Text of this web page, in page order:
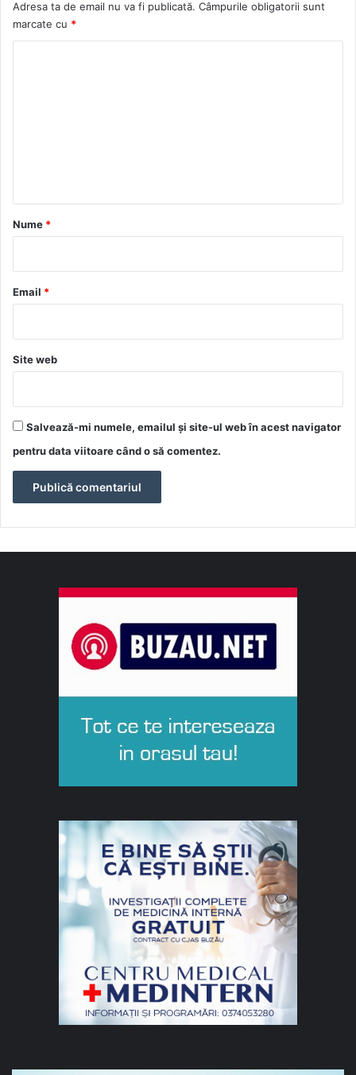
Adresa ta de email nu va fi publicată. Câmpurile obligatorii sunt
marcate cu *
r
*
Nume *
Email *
Site web
Salvează-mi numele, emailul și site-ul web în acest navigator
pentru data viitoare când o să comentez.